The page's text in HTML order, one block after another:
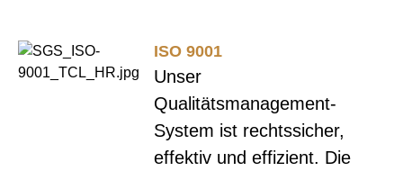
ISO 9001
Unser
Qualitätsmanagement-
System ist rechtssicher,
effektiv und effizient. Die